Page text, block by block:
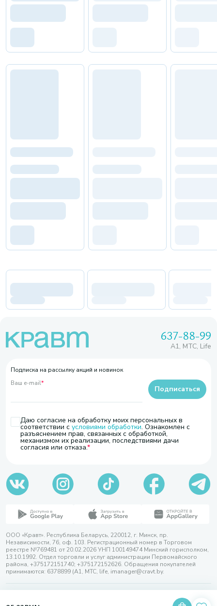
637-88-99
A1, МТС, Life
Подписка на рассылку акций и новинок
Ваш e-mail*
Даю согласие на обработку моих персональных в
соответствии с условиями обработки. Ознакомлен с
разъяснением прав, связанных с обработкой,
механизмом их реализации, последствиями дачи
согласия или отказа.
Подписаться
ООО «Кравт». Республика Беларусь, 220012, г. Минск, пр.
Независимости, 76, оф. 103. Регистрационный номер в Торговом
реестре №769481 от 20.02.2026 УНП 100149474 Минский горисполком,
13.10.1992. Отдел торговли и услуг администрации Первомайского
района, +375172151740; +375172152626. Обращения покупателей
принимаются: 6378899 (А1, МТС, life, imanager@cravt.by.